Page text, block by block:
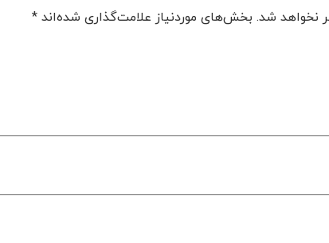
نخواهد شد. بخش‌های موردنیاز علامت‌گذاری شده‌اند*